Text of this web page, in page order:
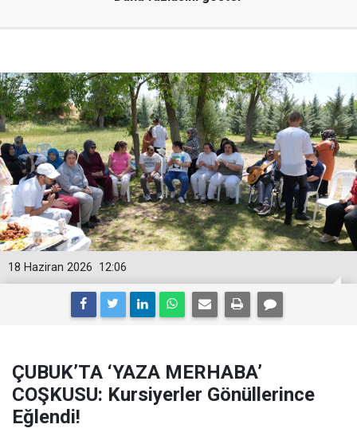
12:06
18 Haziran 2026
ÇUBUK’TA ‘YAZA MERHABA’
COŞKUSU: Kursiyerler Gönüllerince
Eğlendi!